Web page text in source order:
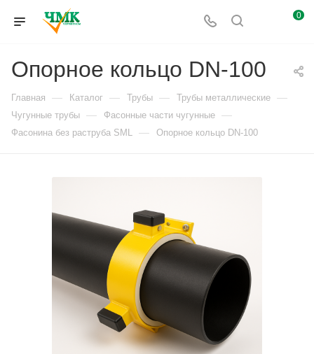
0
Опорное кольцо DN-100
Главная — Каталог — Трубы — Трубы металлические —
Чугунные трубы — Фасонные части чугунные —
Фасонина без раструба SML — Опорное кольцо DN-100